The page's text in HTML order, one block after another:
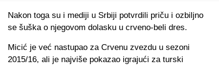
Nakon toga su i mediji u Srbiji potvrdili priču i ozbiljno
se šuška o njegovom dolasku u crveno-beli dres.
Micić je već nastupao za Crvenu zvezdu u sezoni
2015/16, ali je najviše pokazao igrajući za turski